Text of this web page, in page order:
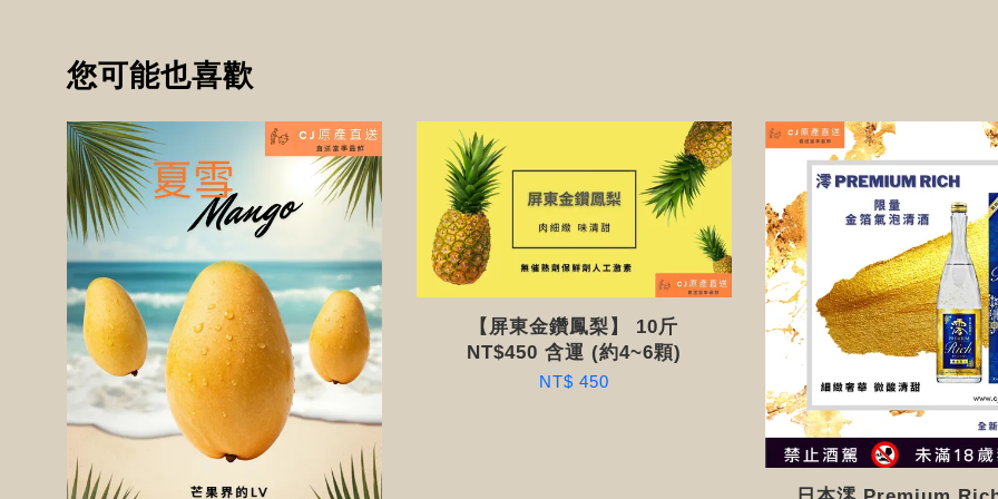
您可能也喜歡
【屏東金鑽鳳梨】 10斤
NT$450 含運 (約4~6顆)
NT$ 450